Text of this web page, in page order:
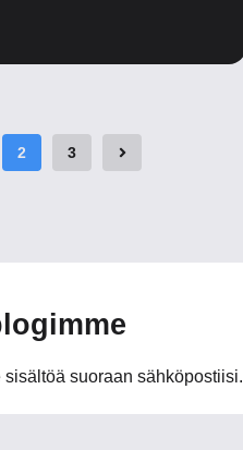
2 3
suoraan sähköpostiisi.